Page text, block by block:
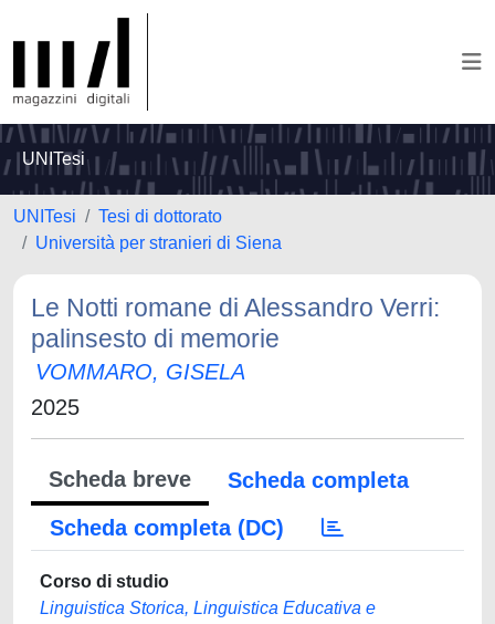
UNITesi
UNITesi
Tesi di dottorato
Università per stranieri di Siena
Le Notti romane di Alessandro Verri:
palinsesto di memorie
VOMMARO, GISELA
2025
Scheda breve
Scheda completa
Scheda completa (DC)
Corso di studio
Linguistica Storica, Linguistica Educativa e